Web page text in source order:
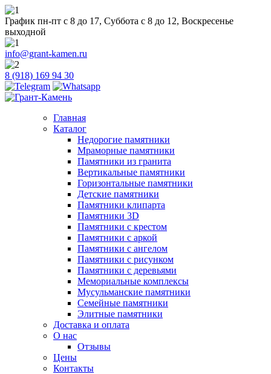
График пн-пт с 8 до 17, Суббота с 8 до 12, Воскресенье
выходной
info@grant-kamen.ru
8 (918) 169 94 30
Главная
Каталог
Недорогие памятники
Мраморные памятники
Памятники из гранита
Вертикальные памятники
Горизонтальные памятники
Детские памятники
Памятники клипарта
Памятники 3D
Памятники с крестом
Памятники с аркой
Памятники с ангелом
Памятники с рисунком
Памятники с деревьями
Мемориальные комплексы
Мусульманские памятники
Семейные памятники
Элитные памятники
Доставка и оплата
О нас
Отзывы
Цены
Контакты